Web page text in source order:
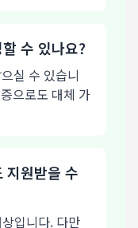
수 있나요?
실 수 있습니
으로도 대체 가
지원받을 수
입니다. 다만